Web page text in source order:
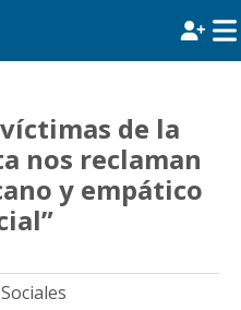
de la
nos reclaman
y empático